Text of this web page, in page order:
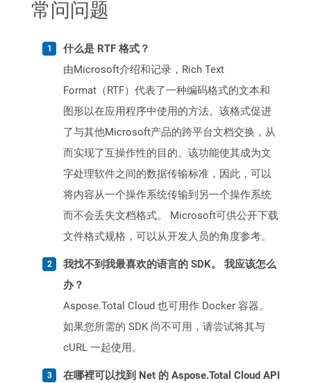
常问问题
什么是 RTF 格式？
由Microsoft介绍和记录，Rich Text
Format（RTF）代表了一种编码格式的文本和
图形以在应用程序中使用的方法。该格式促进
了与其他Microsoft产品的跨平台文档交换，从
而实现了互操作性的目的。该功能使其成为文
字处理软件之间的数据传输标准，因此，可以
将内容从一个操作系统传输到另一个操作系统
而不会丢失文档格式。 Microsoft可供公开下载
文件格式规格，可以从开发人员的角度参考。
我找不到我最喜欢的语言的 SDK。 我应该怎么
办？
Aspose.Total Cloud 也可用作 Docker 容器。
如果您所需的 SDK 尚不可用，请尝试将其与
cURL 一起使用。
在哪裡可以找到 Net 的 Aspose.Total Cloud API